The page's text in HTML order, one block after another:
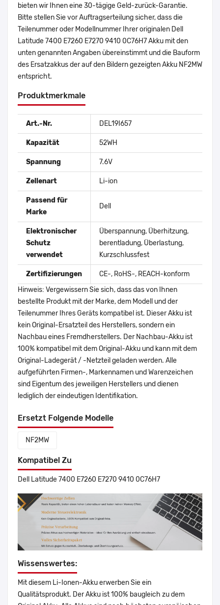
bieten wir Ihnen eine 30-tägige Geld-zurück-Garantie.
Bitte stellen Sie vor Auftragserteilung sicher, dass die
Teilenummer oder Modellnummer Ihrer originalen Dell
Latitude 7400 E7260 E7270 9410 0C76H7 Akku mit den
unten genannten Angaben übereinstimmt und die Bauform
des Ersatzakkus der auf den Bildern gezeigten Akku NF2MW
entspricht.
Produktmerkmale
Art.-Nr. DEL19I657
Kapazität 52WH
Spannung 7.6V
Zellenart Li-ion
Passend für
Marke
Dell
Elektronischer
Schutz
verwendet
Überspannung, Überhitzung,
berentladung, Überlastung,
Kurzschlussfest
Zertifizierungen
CE-, RoHS-, REACH-konform
Hinweis: Vergewissern Sie sich, dass das von Ihnen
bestellte Produkt mit der Marke, dem Modell und der
Teilenummer Ihres Geräts kompatibel ist. Dieser Akku ist
kein Original-Ersatzteil des Herstellers, sondern ein
Nachbau eines Fremdherstellers. Der Nachbau-Akku ist
100% kompatibel mit dem Original-Akku und kann mit dem
Original-Ladegerät / -Netzteil geladen werden. Alle
aufgeführten Firmen-, Markennamen und Warenzeichen
sind Eigentum des jeweiligen Herstellers und dienen
lediglich der eindeutigen Identifikation.
Ersetzt Folgende Modelle
NF2MW
Kompatibel Zu
Dell Latitude 7400 E7260 E7270 9410 0C76H7
Wissenswertes:
Mit diesem Li-Ionen-Akku erwerben Sie ein
Qualitätsprodukt. Der Akku ist 100% baugleich zu dem